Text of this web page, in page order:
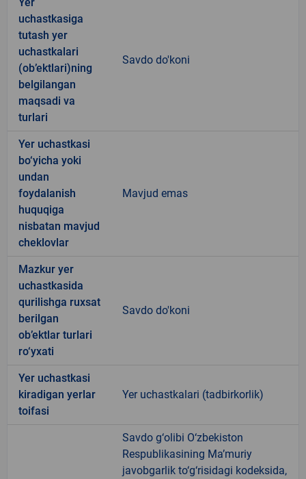
uchastkasiga
tutash yer
uchastkalari
(ob’ektlari)ning
belgilangan
maqsadi va
turlari
Savdo do'koni
Yer uchastkasi
bo‘yicha yoki
undan
foydalanish
huquqiga
nisbatan mavjud
cheklovlar
Mavjud emas
Mazkur yer
uchastkasida
qurilishga ruxsat
berilgan
ob’ektlar turlari
ro‘yxati
Savdo do'koni
Yer uchastkasi
kiradigan yerlar
toifasi
Yer uchastkalari (tadbirkorlik)
Savdo g‘olibi O‘zbekiston
Respublikasining Ma’muriy
javobgarlik to‘g‘risidagi kodeksida,